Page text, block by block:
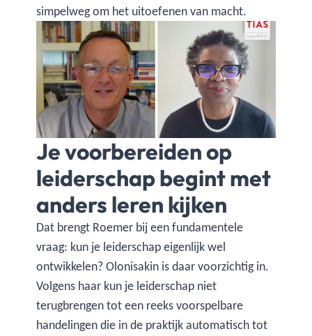
simpelweg om het uitoefenen van macht.
Je voorbereiden op
leiderschap begint met
anders leren kijken
Dat brengt Roemer bij een fundamentele
vraag: kun je leiderschap eigenlijk wel
ontwikkelen? Olonisakin is daar voorzichtig in.
Volgens haar kun je leiderschap niet
terugbrengen tot een reeks voorspelbare
handelingen die in de praktijk automatisch tot